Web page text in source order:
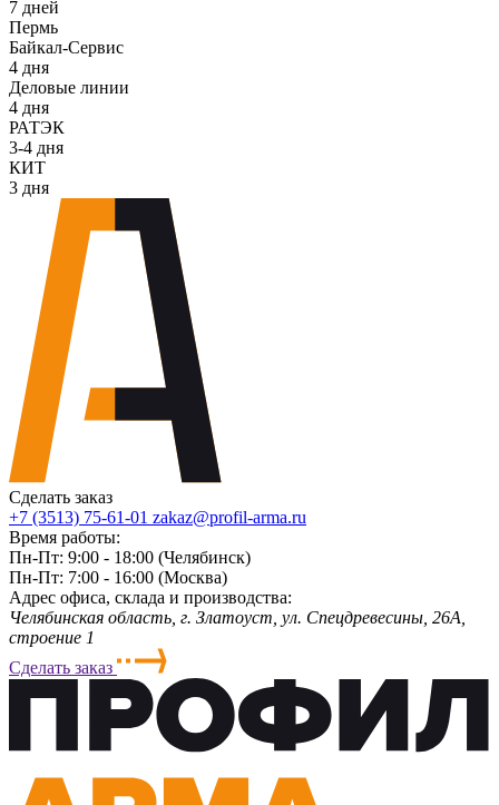
7 дней
Пермь
Байкал-Сервис
4 дня
Деловые линии
4 дня
РАТЭК
3-4 дня
КИТ
3 дня
Сделать заказ
+7 (3513) 75-61-01 zakaz@profil-arma.ru
Время работы:
Пн-Пт: 9:00 - 18:00 (Челябинск)
Пн-Пт: 7:00 - 16:00 (Москва)
Адрес офиса, склада и производства:
Челябинская область, г. Злaтoycт, ул. Спецдревесины, 26А,
строение 1
Сделать заказ